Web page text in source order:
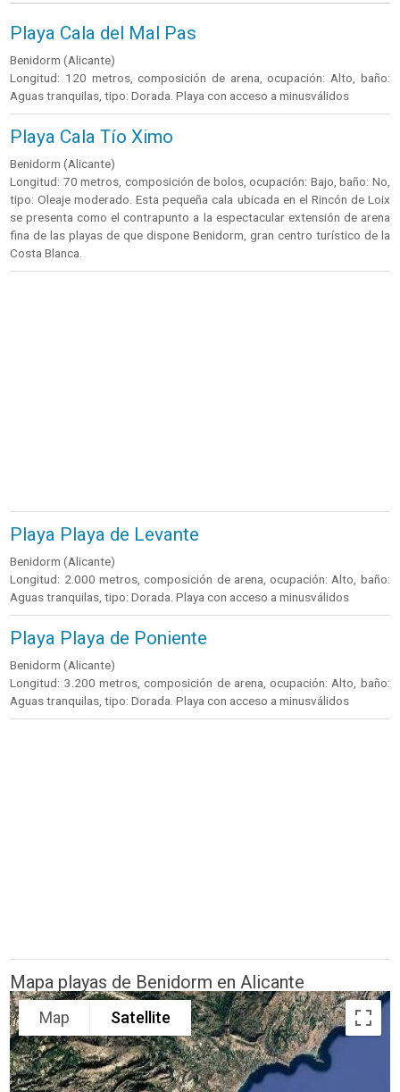
Playa Cala del Mal Pas
Benidorm (Alicante)
Longitud: 120 metros, composición de arena, ocupación: Alto, baño:
Aguas tranquilas, tipo: Dorada. Playa con acceso a minusválidos
Playa Cala Tío Ximo
Benidorm (Alicante)
Longitud: 70 metros, composición de bolos, ocupación: Bajo, baño: No,
tipo: Oleaje moderado. Esta pequeña cala ubicada en el Rincón de Loix
se presenta como el contrapunto a la espectacular extensión de arena
fina de las playas de que dispone Benidorm, gran centro turístico de la
Costa Blanca.
Playa Playa de Levante
Benidorm (Alicante)
Longitud: 2.000 metros, composición de arena, ocupación: Alto, baño:
Aguas tranquilas, tipo: Dorada. Playa con acceso a minusválidos
Playa Playa de Poniente
Benidorm (Alicante)
Longitud: 3.200 metros, composición de arena, ocupación: Alto, baño:
Aguas tranquilas, tipo: Dorada. Playa con acceso a minusválidos
Mapa playas de Benidorm en Alicante
Map Satellite